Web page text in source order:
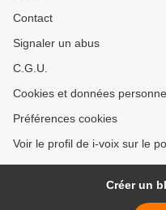
Contact
Signaler un abus
C.G.U.
Cookies et données
Préférences cookies
Voir le profil de i-voix sur le
Créer un